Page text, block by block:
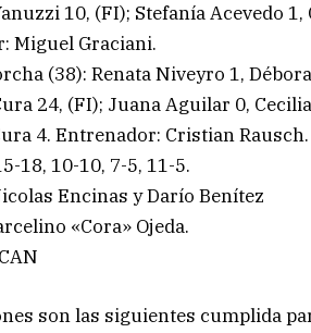
10, (FI); Stefanía Acevedo
Miguel Graciani.
(38): Renata Niveyro 1,
24, (FI); Juana Aguilar 0,
4. Entrenador: Cristian Rausch.
18, 10-10, 7-5, 11-5.
Encinas y Darío Benítez
«Cora» Ojeda.
son las siguientes cumplida